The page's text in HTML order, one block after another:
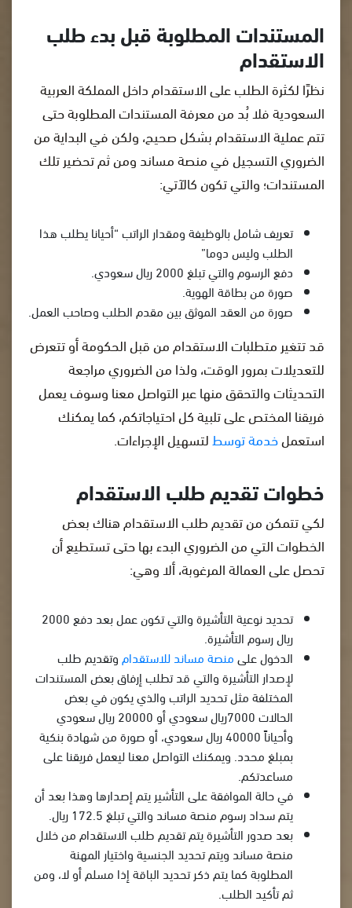
المستندات المطلوبة قبل بدء طلب
الاستقدام
نظرًا لكثرة الطلب على الاستقدام داخل المملكة العربية
السعودية فلا بُد من معرفة المستندات المطلوبة حتى
تتم عملية الاستقدام بشكل صحيح، ولكن في البداية من
الضروري التسجيل في منصة مساند ومن ثم تحضير تلك
المستندات؛ والتي تكون كالآتي:
تعريف شامل بالوظيفة ومقدار الراتب “أحيانا يطلب هذا
الطلب وليس دوما”
دفع الرسوم والتي تبلغ 2000 ريال سعودي.
صورة من بطاقة الهوية.
صورة من العقد الموثق بين مقدم الطلب وصاحب العمل.
قد تتغير متطلبات الاستقدام من قبل الحكومة أو تتعرض
للتعديلات بمرور الوقت، ولذا من الضروري مراجعة
التحديثات والتحقق منها عبر التواصل معنا وسوف يعمل
فريقنا المختص على تلبية كل احتياجاتكم، كما يمكنك
استعملخدمة توسطلتسهيل الإجراءات.
خطوات تقديم طلب الاستقدام
لكي تتمكن من تقديم طلب الاستقدام هناك بعض
الخطوات التي من الضروري البدء بها حتى تستطيع أن
تحصل على العمالة المرغوبة، ألا وهي:
تحديد نوعية التأشيرة والتي تكون عمل بعد دفع 2000
ريال رسوم التأشيرة.
الدخول علىمنصة مساند للاستقداموتقديم طلب
لإصدار التأشيرة والتي قد تطلب إرفاق بعض المستندات
المختلفة مثل تحديد الراتب والذي يكون في بعض
الحالات 7000ريال سعودي أو 20000 ريال سعودي
وأحياناً 40000 ريال سعودي، أو صورة من شهادة بنكية
بمبلغ محدد. ويمكنك التواصل معنا ليعمل فريقنا على
مساعدتكم.
في حالة الموافقة على التأشير يتم إصدارها وهذا بعد أن
يتم سداد رسوم منصة مساند والتي تبلغ 172.5 ريال.
بعد صدور التأشيرة يتم تقديم طلب الاستقدام من خلال
منصة مساند ويتم تحديد الجنسية واختيار المهنة
المطلوبة كما يتم ذكر تحديد الباقة إذا مسلم أو لا، ومن
ثم تأكيد الطلب.